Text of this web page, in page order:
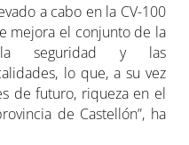
a cabo en la CV-100
mejora el conjunto de la
la seguridad y las
lo que, a su vez
de futuro, riqueza en el
de Castellón”, ha